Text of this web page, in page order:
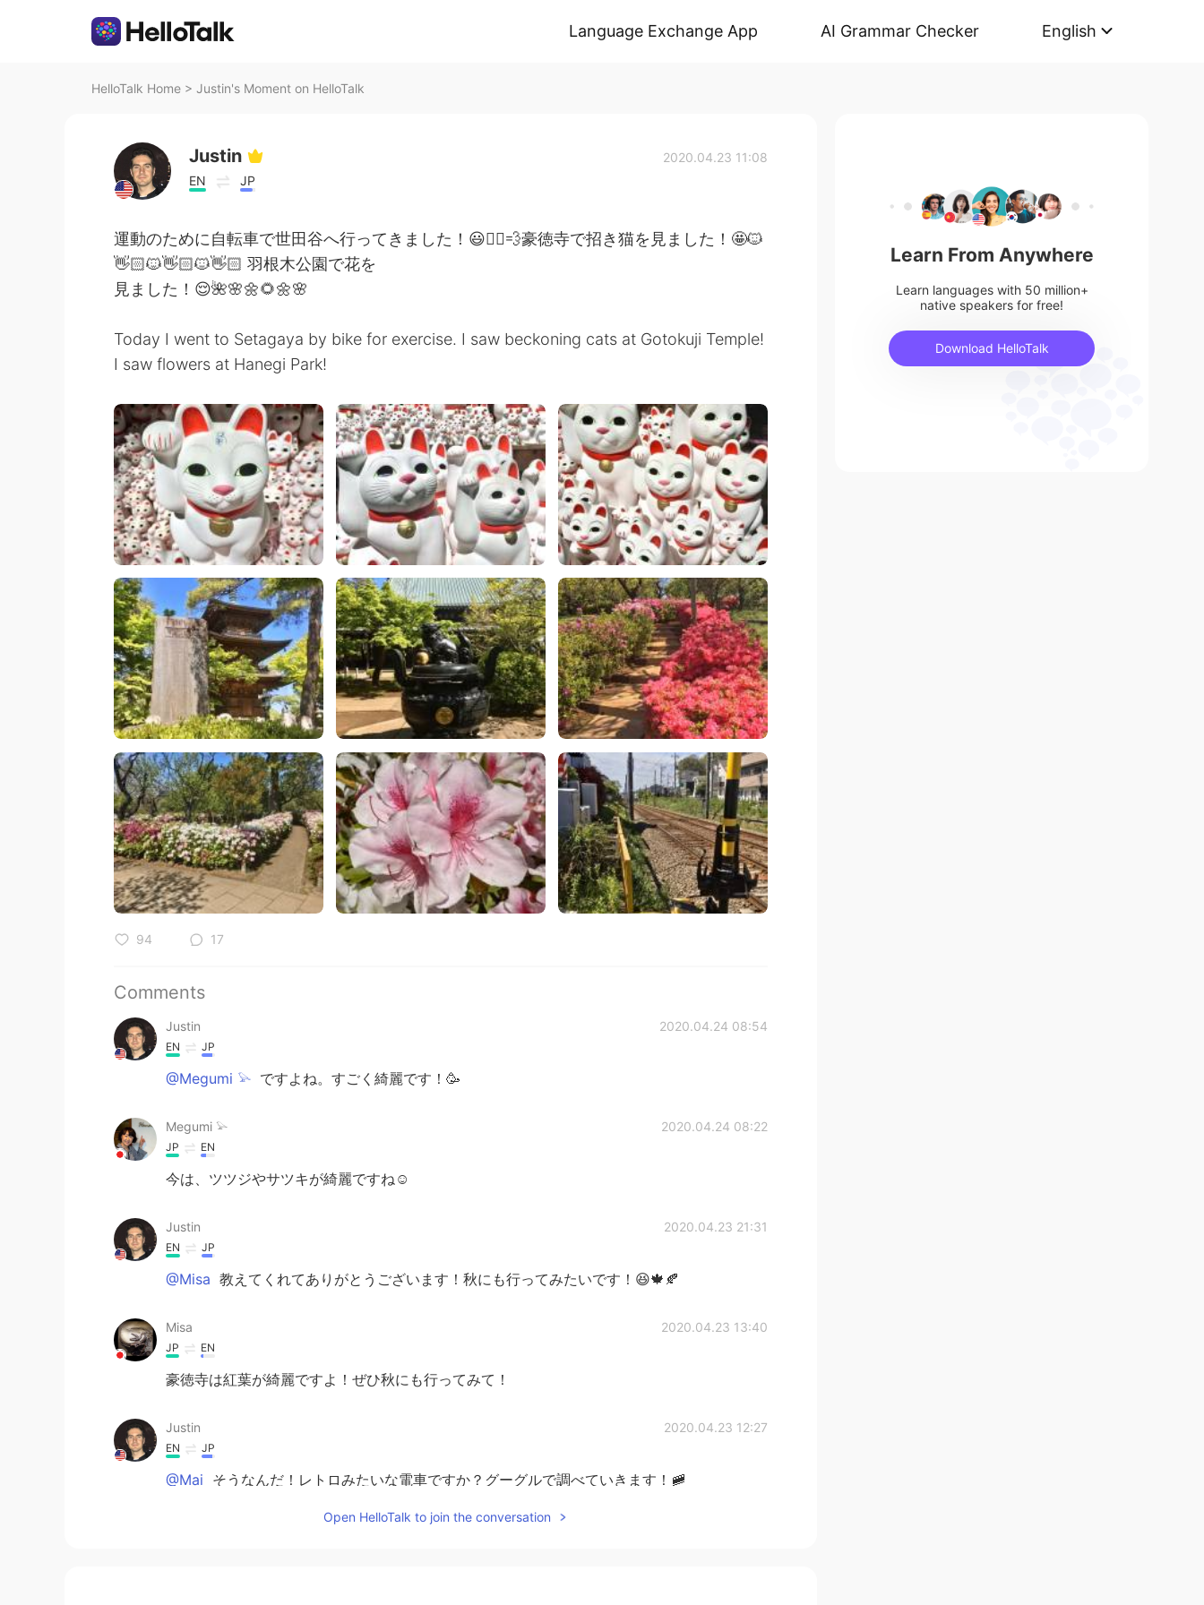
Language Exchange App AI Grammar Checker English
HelloTalk Home > Justin's Moment on HelloTalk
Justin
EN JP
2020.04.23 11:08
運動のために自転車で世田谷へ行ってきました！😃🚴‍♂️💨豪徳寺で招き猫を見ました！🤩🐱
👋🏻🐱👋🏻🐱👋🏻 羽根木公園で花を
見ました！😌🌺🌸🌼🌻🌼🌸
Today I went to Setagaya by bike for exercise. I saw beckoning cats at Gotokuji Temple!
I saw flowers at Hanegi Park!
94 17
Comments
Justin 2020.04.24 08:54
EN JP
@Megumi 𓅫 ですよね。すごく綺麗です！🥳
Megumi 𓅫 2020.04.24 08:22
JP EN
今は、ツツジやサツキが綺麗ですね☺️
Justin 2020.04.23 21:31
EN JP
@Misa 教えてくれてありがとうございます！秋にも行ってみたいです！😆🍁🍂
Misa 2020.04.23 13:40
JP EN
豪徳寺は紅葉が綺麗ですよ！ぜひ秋にも行ってみて！
Justin 2020.04.23 12:27
EN JP
@Mai そうなんだ！レトロみたいな電車ですか？グーグルで調べていきます！🚞
Open HelloTalk to join the conversation
Learn From Anywhere
Learn languages with 50 million+
native speakers for free!
Download HelloTalk